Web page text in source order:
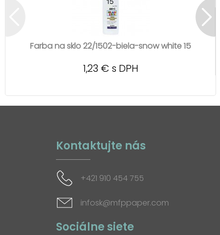
Farba na sklo 22/1502-biela-snow white 15
1,23 € s DPH
Kontaktujte nás
+421 910 454 755
infosk@mfppaper.com
Sociálne siete